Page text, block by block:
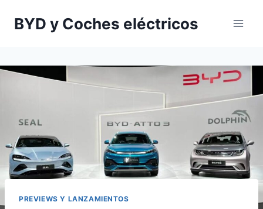
BYD y Coches eléctricos
PREVIEWS Y LANZAMIENTOS